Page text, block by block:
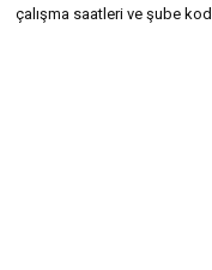
çalışma saatleri ve şube